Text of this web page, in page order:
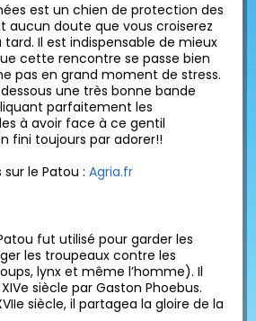
est un chien de protection des
aucun doute que vous croiserez
Il est indispensable de mieux
cette rencontre se passe bien
pas en grand moment de stress.
une très bonne bande
parfaitement les
à avoir face à ce gentil
fini toujours par adorer!!
le Patou : Agria.fr
fut utilisé pour garder les
les troupeaux contre les
lynx et même l’homme). Il
siècle par Gaston Phoebus.
siècle, il partagea la gloire de la